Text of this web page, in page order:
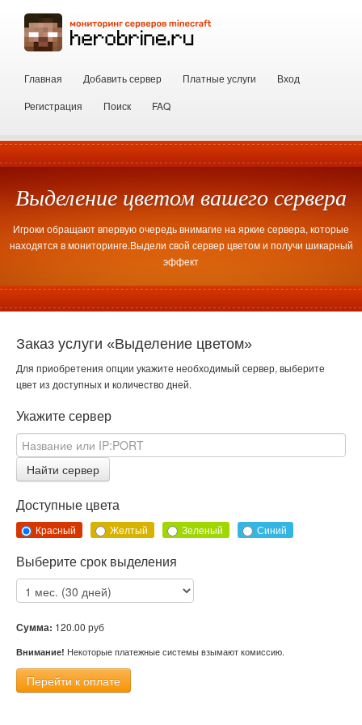
Главная Добавить сервер Платные услуги
Вход
Регистрация
Поиск FAQ
Выделение цветом вашего сервера
Игроки обращают впервую очередь внимагие на яркие сервера, которые
находятся в мониторинге.Выдели свой сервер цветом и получи шикарный
эффект
Заказ услуги «Выделение цветом»
Для приобретения опции укажите необходимый сервер, выберите
цвет из доступных и количество дней.
Укажите сервер
Найти сервер
Доступные цвета
Красный
Желтый Зеленый Синий
Выберите срок выделения
Сумма: 120.00 руб
Внимание! Некоторые платежные системы взымают комиссию.